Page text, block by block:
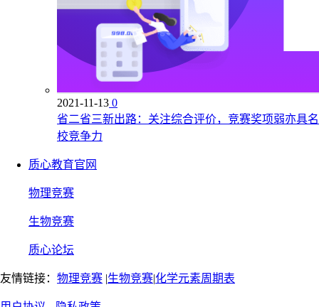
2021-11-13 0
省二省三新出路：关注综合评价，竞赛奖项弱亦具名
校竞争力
质心教育官网
物理竞赛
生物竞赛
质心论坛
友情链接： 物理竞赛 |生物竞赛|化学元素周期表